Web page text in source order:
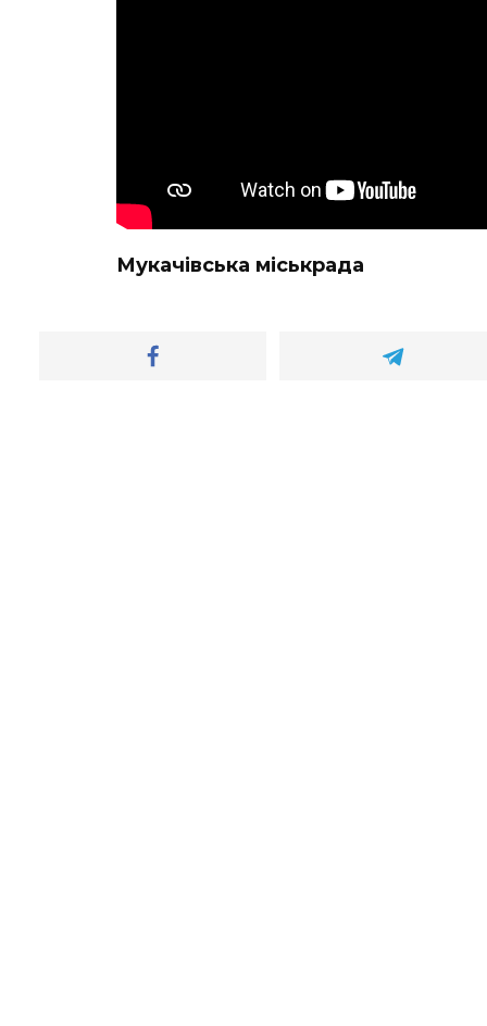
Мукачівська міськрада